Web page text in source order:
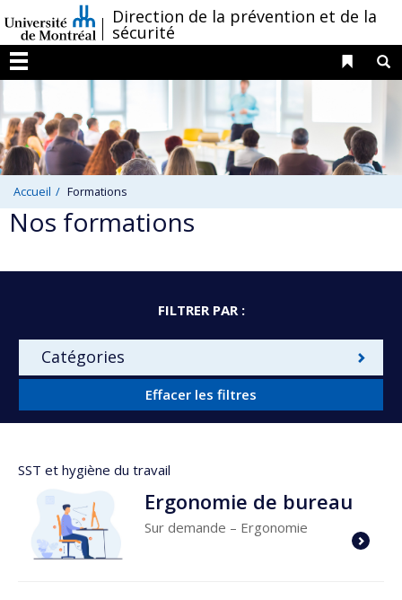
au
contenu
/Direction de la prévention et de la
sécurité
Menu
Liens
Accueil Formations
Nos formations
FILTRER PAR :
Catégories
Effacer les filtres
SST et hygiène du travail
Ergonomie de bureau
Sur demande – Ergonomie